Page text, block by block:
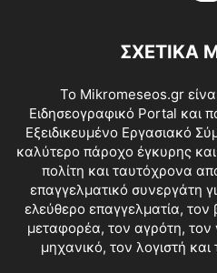
ΣΧΕΤΙΚΑ
Το Mikromeseos.gr
Ειδησεογραφικό Portal και
Εξειδικευμένο Εργασιακό
καλύτερο πάροχο έγκυρης
πολίτη και ταυτόχρονα
επαγγελματικό συνεργάτη
ελεύθερο επαγγελματία, τον
μεταφορέα, τον αγρότη, τον
μηχανικό, τον λογιστή